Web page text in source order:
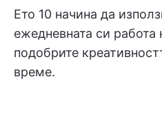
Ето 10 начина да
ежедневната си работа
подобрите
време.